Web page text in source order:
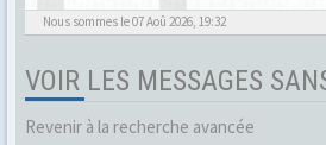
Nous sommes le 07 Aoû 2026, 19:32
VOIR LES MESSAGES
Revenir à la recherche avancée